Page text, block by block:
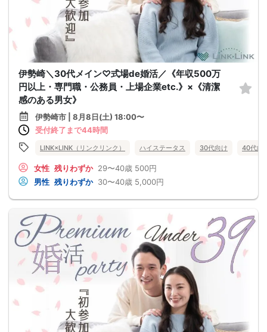
伊勢崎＼30代メイン♡式場de婚活／《年収500万
円以上・専門職・公務員・上場企業etc.》×《清潔
感のある男女》
伊勢崎市 | 8月8日(土) 18:00〜
受付終了まで44時間
LINK×LINK（リンクリンク） ハイステータス 30代向け 40代向
女性 残りわずか 29〜40歳 500円
男性 残りわずか 30〜40歳 5,000円